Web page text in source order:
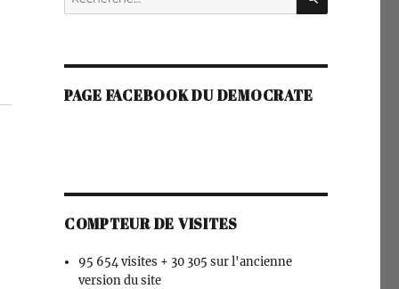
pour :
PAGE FACEBOOK DU DEMOCRATE
COMPTEUR DE VISITES
95 654 visites + 30 305 sur l'ancienne
version du site